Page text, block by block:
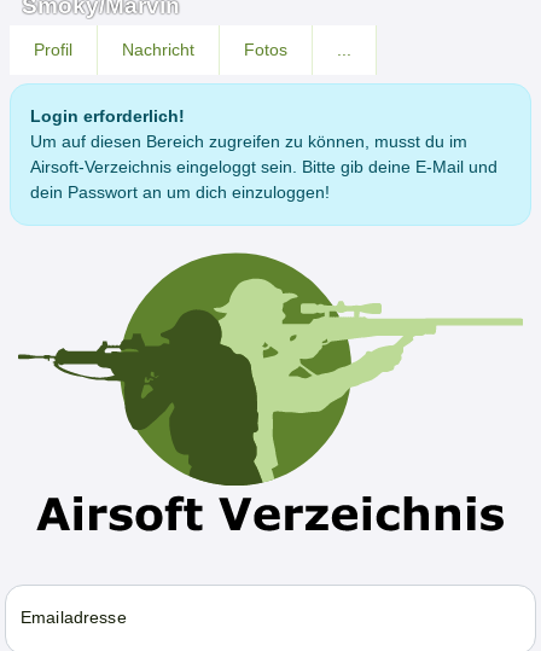
Smoky/Marvin
Profil Nachricht Fotos
Login erforderlich!
Um auf diesen Bereich zugreifen zu können, musst du im
Airsoft-Verzeichnis eingeloggt sein. Bitte gib deine E-Mail und
dein Passwort an um dich einzuloggen!
Emailadresse